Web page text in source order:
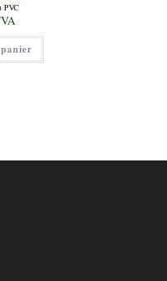
:
€.
PVC